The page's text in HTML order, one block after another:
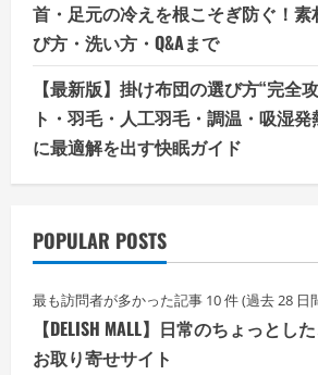
首・足元の冷えを根こそぎ防ぐ！
び方・洗い方・Q&Aまで
【最新版】掛け布団の選び方“完全
ト・羽毛・人工羽毛・調温・吸湿
に最適解を出す快眠ガイド
POPULAR POSTS
最も訪問者が多かった記事 10 件 (過去 28 日
【DELISH MALL】日常のちょっとし
お取り寄せサイト